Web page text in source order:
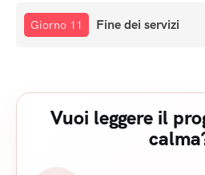
Giorno 11 Fine dei servizi
Vuoi leggere il